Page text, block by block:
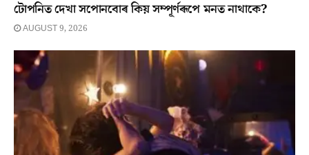
টোপনিত দেখা সপোনবোৰ কিয় সম্পূৰ্ণৰূপে মনত নাথাকে?
AUGUST 9, 2026